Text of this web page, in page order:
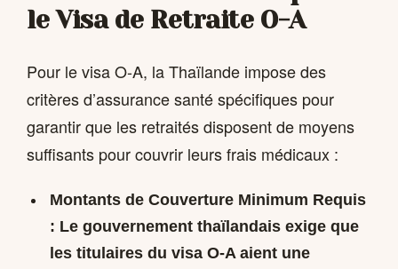
le Visa de Retraite O-A
Pour le visa O-A, la Thaïlande impose des
critères d’assurance santé spécifiques pour
garantir que les retraités disposent de moyens
suffisants pour couvrir leurs frais médicaux :
Montants de Couverture Minimum Requis
: Le gouvernement thaïlandais exige que
les titulaires du visa O-A aient une